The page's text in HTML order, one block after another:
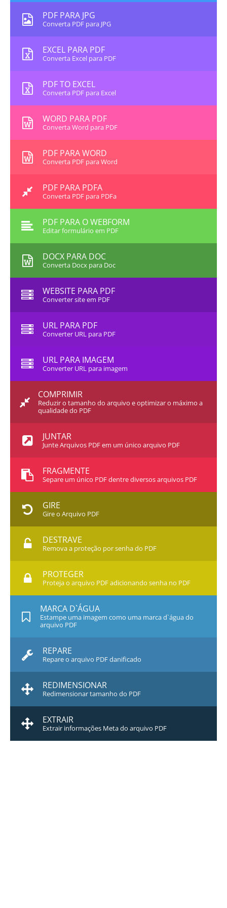
PDF PARA JPG
Converta PDF para JPG
EXCEL PARA PDF
Converta Excel para PDF
PDF TO EXCEL
Converta PDF para Excel
WORD PARA PDF
Converta Word para PDF
PDF PARA WORD
Converta PDF para Word
PDF PARA PDFA
Converta PDF para PDFa
PDF PARA O WEBFORM
Editar formulário em PDF
DOCX PARA DOC
Converta Docx para Doc
WEBSITE PARA PDF
Converter site em PDF
URL PARA PDF
Converter URL para PDF
URL PARA IMAGEM
Converter URL para imagem
COMPRIMIR
Reduzir o tamanho do arquivo e optimizar o máximo a
qualidade do PDF
JUNTAR
Junte Arquivos PDF em um único arquivo PDF
FRAGMENTE
Separe um único PDF dentre diversos arquivos PDF
GIRE
Gire o Arquivo PDF
DESTRAVE
Remova a proteção por senha do PDF
PROTEGER
Proteja o arquivo PDF adicionando senha no PDF
MARCA D`ÁGUA
Estampe uma imagem como uma marca d`água do
arquivo PDF
REPARE
Repare o arquivo PDF danificado
REDIMENSIONAR
Redimensionar tamanho do PDF
EXTRAIR
Extrair informações Meta do arquivo PDF